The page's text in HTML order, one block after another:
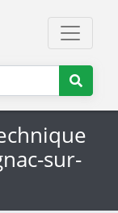
sur-